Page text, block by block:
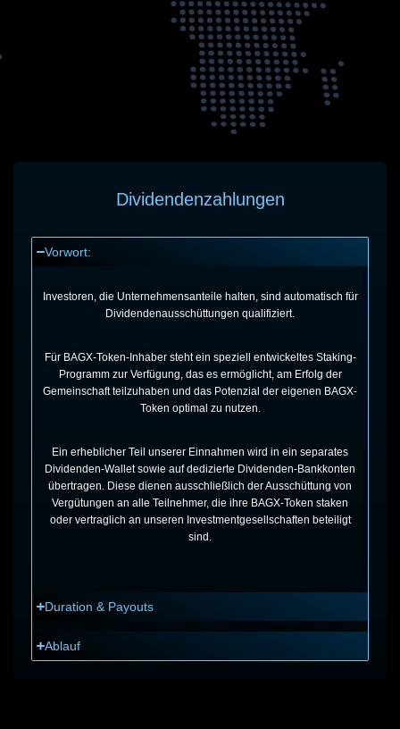
Dividendenzahlungen
Vorwort:
Investoren, die Unternehmensanteile halten, sind automatisch für
Dividendenausschüttungen qualifiziert.
Für BAGX-Token-Inhaber steht ein speziell entwickeltes Staking-
Programm zur Verfügung, das es ermöglicht, am Erfolg der
Gemeinschaft teilzuhaben und das Potenzial der eigenen BAGX-
Token optimal zu nutzen.
Ein erheblicher Teil unserer Einnahmen wird in ein separates
Dividenden-Wallet sowie auf dedizierte Dividenden-Bankkonten
übertragen. Diese dienen ausschließlich der Ausschüttung von
Vergütungen an alle Teilnehmer, die ihre BAGX-Token staken
oder vertraglich an unseren Investmentgesellschaften beteiligt
sind.
Duration & Payouts
Ablauf